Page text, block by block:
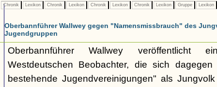
Chronik Lexikon Chronik Lexikon Chronik Lexikon Chronik Lexikon Gruppe Lexikon
Oberbannführer Wallwey gegen "Namensmissbrauch" des
Jugendgruppen
Oberbannführer Wallwey veröffentlicht
Westdeutschen Beobachter, die sich
bestehende Jugendvereinigungen" als